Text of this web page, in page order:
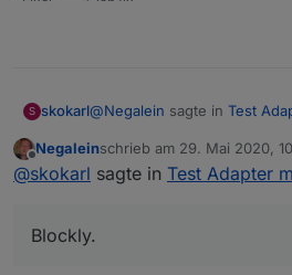
S skokarl@Negalein sagte in Test
Würdest du einen Export
Offline
Negaleinschrieb am 29. Mai 2020,
zuletzt editiert von
@skokarl sagte in Test Adapter
Blockly.